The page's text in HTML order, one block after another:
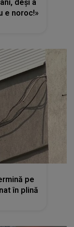
deși a
e noroc!»
pe
în plină